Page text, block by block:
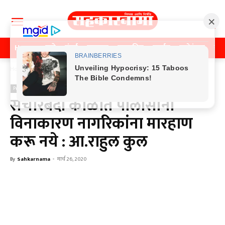
Home पुणे मुंबई महाराष्ट्र राजकीय क्राईम मनोरंजन
Home Previos News
Previos News
संचारबंदी काळात पोलीसांनी
विनाकारण नागरिकांना मारहाण
करू नये : आ.राहुल कुल
By Sahkarnama - मार्च 26, 2020